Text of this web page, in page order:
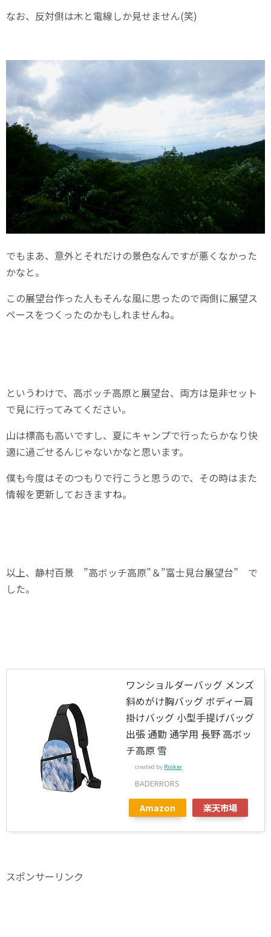
なお、反対側は木と電線しか見せません(笑)
でもまあ、意外とそれだけの景色なんですが悪くなかった
かなと。
この展望台作った人もそんな風に思ったので両側に展望ス
ペースをつくったのかもしれませんね。
というわけで、高ボッチ高原と展望台、両方は是非セット
で見に行ってみてください。
山は標高も高いですし、夏にキャンプで行ったらかなり快
適に過ごせるんじゃないかなと思います。
僕も今度はそのつもりで行こうと思うので、その時はまた
情報を更新しておきますね。
以上、静村百景 ”高ボッチ高原”＆”富士見台展望台” で
した。
ワンショルダーバッグ メンズ
斜めがけ胸バッグ ボディー肩
掛けバッグ 小型手提げバッグ
出張 通勤 通学用 長野 高ボッ
チ高原 雪
created by Rinker
BADERRORS
Amazon 楽天市場
スポンサーリンク